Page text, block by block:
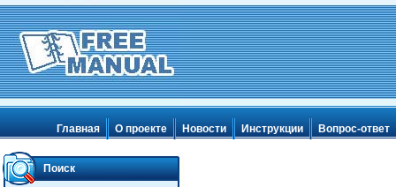
Главная О проекте Новости Инструкции Вопрос-ответ
Поиск